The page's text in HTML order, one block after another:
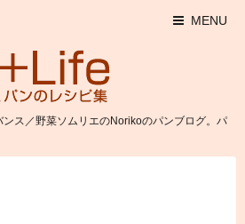
MENU
ス／野菜ソムリエのNorikoのパンブログ。パ